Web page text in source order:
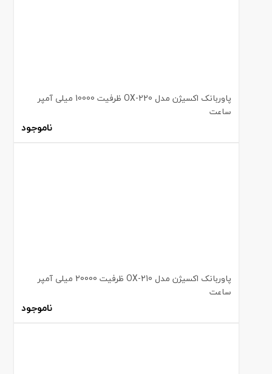
پاوربانک اکسیژن مدل OX-220 ظرفیت 10000 میلی آمپر
ساعت
ناموجود
پاوربانک اکسیژن مدل OX-210 ظرفیت 20000 میلی آمپر
ساعت
ناموجود